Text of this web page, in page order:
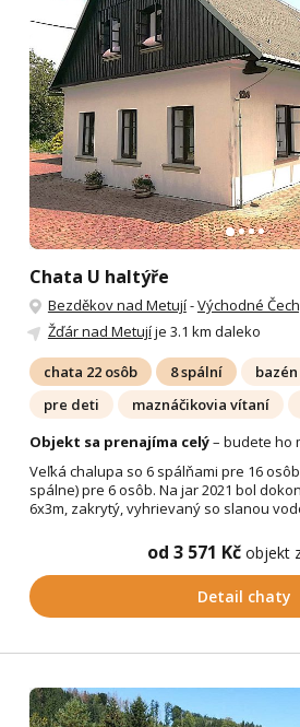
Chata U haltýře
Bezděkov nad Metují-Východné
Žďár nad Metujíje 3.1 km daleko
chata 22 osôb 8 spální bazén
pre deti
maznáčikovia vítaní
Objekt sa prenajíma celý– budete ho
Veľká chalupa so 6 spálňami pre 16
spálne) pre 6 osôb. Na jar 2021 bol
6x3m, zakrytý, vyhrievaný so slanou
od 3 571 Kč objekt
Detail chaty